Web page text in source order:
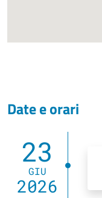
Date e orari
23
GIU
2026